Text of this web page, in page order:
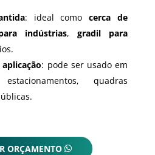
: ideal comocerca de
indústrias,gradil para
: pode ser usado em
quadras
ORÇAMENTO